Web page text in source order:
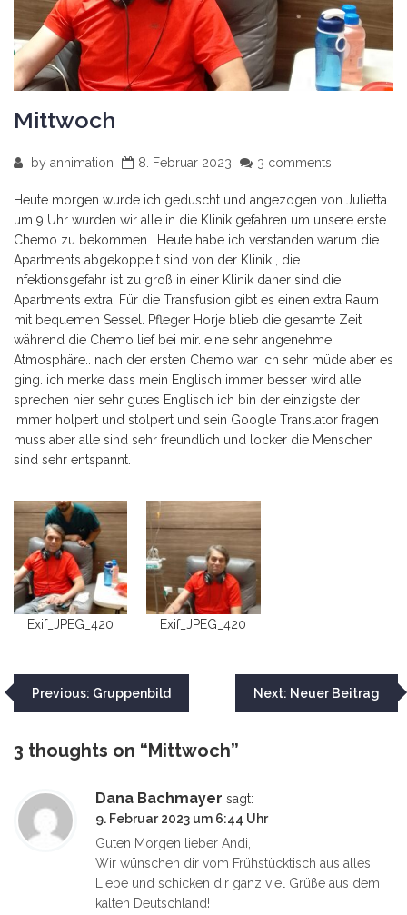
Mittwoch
by annimation 8. Februar 2023 3 comments
Heute morgen wurde ich geduscht und angezogen von Julietta.
um 9 Uhr wurden wir alle in die Klinik gefahren um unsere erste
Chemo zu bekommen . Heute habe ich verstanden warum die
Apartments abgekoppelt sind von der Klinik , die
Infektionsgefahr ist zu groß in einer Klinik daher sind die
Apartments extra. Für die Transfusion gibt es einen extra Raum
mit bequemen Sessel. Pfleger Horje blieb die gesamte Zeit
während die Chemo lief bei mir. eine sehr angenehme
Atmosphäre.. nach der ersten Chemo war ich sehr müde aber es
ging. ich merke dass mein Englisch immer besser wird alle
sprechen hier sehr gutes Englisch ich bin der einzigste der
immer holpert und stolpert und sein Google Translator fragen
muss aber alle sind sehr freundlich und locker die Menschen
sind sehr entspannt.
Exif_JPEG_420 Exif_JPEG_420
Beitragsnavigation
Previous: Gruppenbild Next: Neuer Beitrag
3 thoughts on “Mittwoch”
Dana Bachmayer sagt:
9. Februar 2023 um 6:44 Uhr
Guten Morgen lieber Andi,
Wir wünschen dir vom Frühstücktisch aus alles
Liebe und schicken dir ganz viel Grüße aus dem
kalten Deutschland!